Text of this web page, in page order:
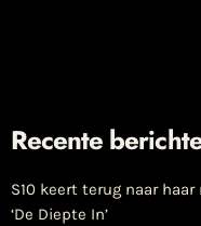
Recente
S10 keert terug naar
‘De Diepte In’